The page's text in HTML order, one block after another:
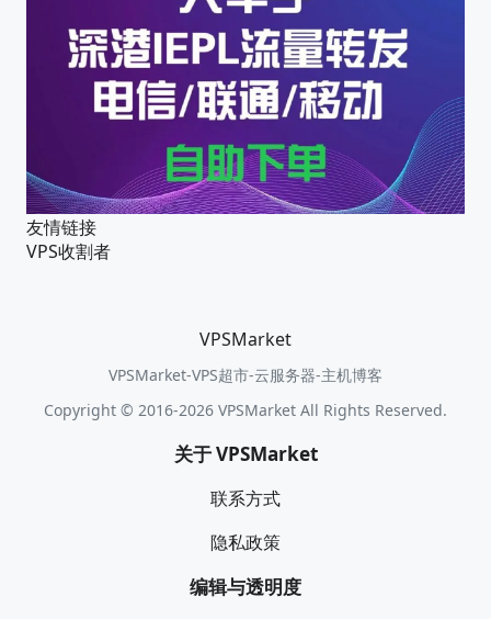
友情链接
VPS收割者
VPSMarket
VPSMarket-VPS超市-云服务器-主机博客
Copyright © 2016-2026 VPSMarket All Rights Reserved.
关于 VPSMarket
联系方式
隐私政策
编辑与透明度